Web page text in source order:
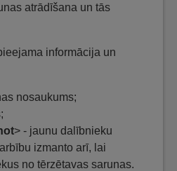
atrādīšana un tās
informācija un
nosaukums;
> - jaunu dalībnieku
izmanto arī, lai
no tērzētavas sarunas.